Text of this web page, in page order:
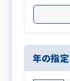
年の指定